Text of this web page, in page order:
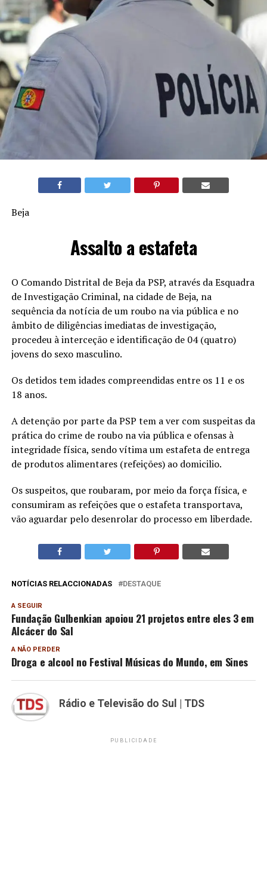
Beja
Assalto a estafeta
O Comando Distrital de Beja da PSP, através da Esquadra
de Investigação Criminal, na cidade de Beja, na
sequência da notícia de um roubo na via pública e no
âmbito de diligências imediatas de investigação,
procedeu à interceção e identificação de 04 (quatro)
jovens do sexo masculino.
Os detidos tem idades compreendidas entre os 11 e os
18 anos.
A detenção por parte da PSP tem a ver com suspeitas da
prática do crime de roubo na via pública e ofensas à
integridade física, sendo vítima um estafeta de entrega
de produtos alimentares (refeições) ao domicilio.
Os suspeitos, que roubaram, por meio da força física, e
consumiram as refeições que o estafeta transportava,
vão aguardar pelo desenrolar do processo em liberdade.
NOTÍCIAS RELACCIONADAS DESTAQUE
A SEGUIR
Fundação Gulbenkian apoiou 21 projetos entre eles 3 em
Alcácer do Sal
A NÃO PERDER
Droga e alcool no Festival Músicas do Mundo, em Sines
Rádio e Televisão do Sul | TDS
PUBLICIDADE